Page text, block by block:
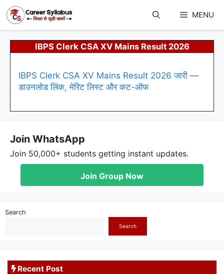
content
MENU
IBPS Clerk CSA XV Mains Result 2026
IBPS Clerk CSA XV Mains Result 2026 जारी —
डाउनलोड लिंक, मेरिट लिस्ट और कट-ऑफ
Join WhatsApp
Join 50,000+ students getting instant updates.
Join Group Now
Search
Search
Recent Post